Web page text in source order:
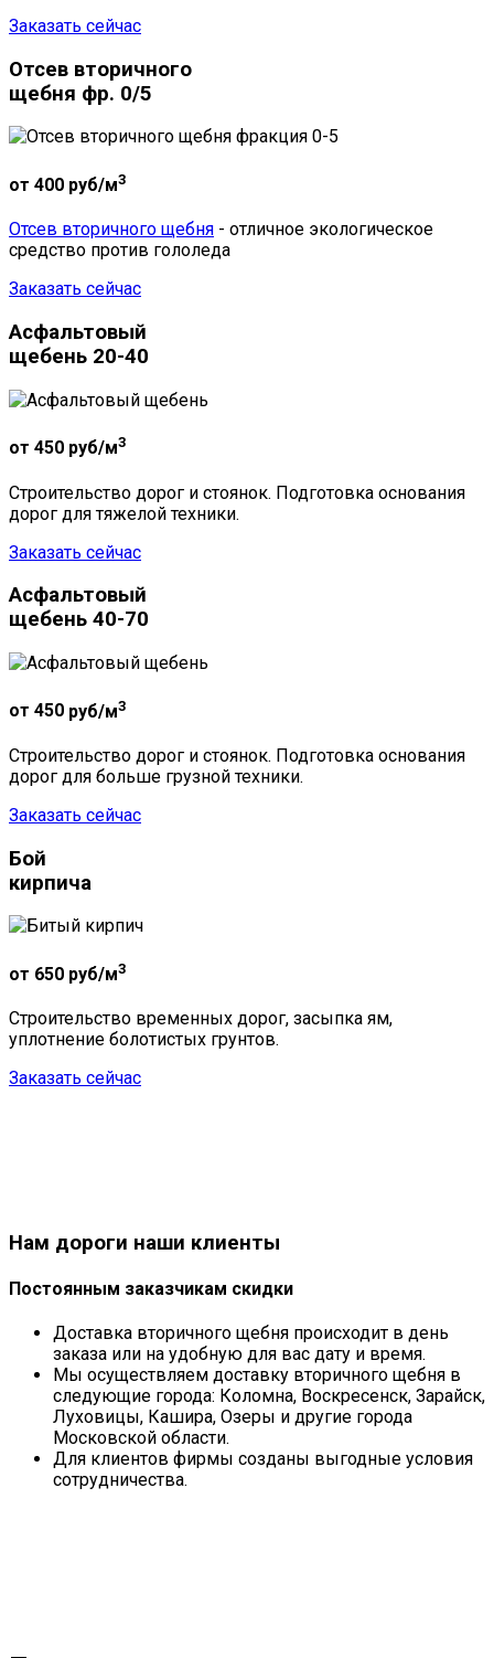
Заказать сейчас
Отсев вторичного
щебня фр. 0/5
от 400 руб/м3
Отсев вторичного щебня - отличное экологическое
средство против гололеда
Заказать сейчас
Асфальтовый
щебень 20-40
от 450 руб/м3
Строительство дорог и стоянок. Подготовка основания
дорог для тяжелой техники.
Заказать сейчас
Асфальтовый
щебень 40-70
от 450 руб/м3
Строительство дорог и стоянок. Подготовка основания
дорог для больше грузной техники.
Заказать сейчас
Бой
кирпича
от 650 руб/м3
Строительство временных дорог, засыпка ям,
уплотнение болотистых грунтов.
Заказать сейчас
Нам дороги наши клиенты
Постоянным заказчикам скидки
Доставка вторичного щебня происходит в день
заказа или на удобную для вас дату и время.
Мы осуществляем доставку вторичного щебня в
следующие города: Коломна, Воскресенск, Зарайск,
Луховицы, Кашира, Озеры и другие города
Московской области.
Для клиентов фирмы созданы выгодные условия
сотрудничества.